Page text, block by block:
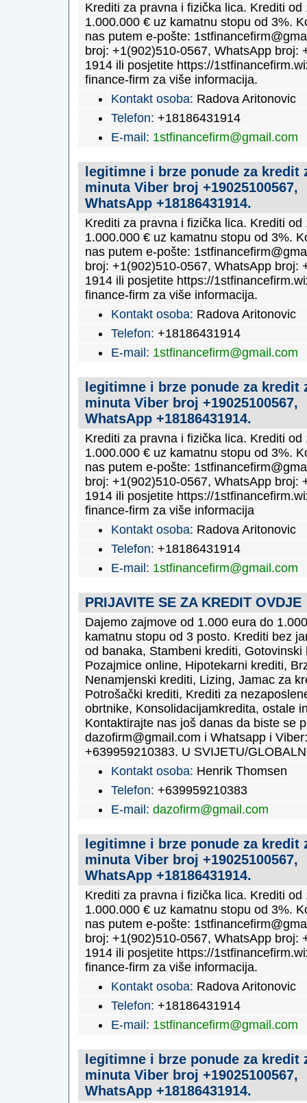
Krediti za pravna i fizička lica. Krediti od
1.000.000 € uz kamatnu stopu od 3%.
nas putem e-pošte:
broj: +1(902)510-0567, WhatsApp broj:
1914 ili posjetite https://
finance-firm za više informacija.
Kontakt osoba: Radova Aritonovic
Telefon: +18186431914
E-mail: 1stfinancefirm@gmail.com
legitimne i brze ponude za kredit
minuta Viber broj +19025100567,
WhatsApp +18186431914.
Krediti za pravna i fizička lica. Krediti od
1.000.000 € uz kamatnu stopu od 3%.
nas putem e-pošte:
broj: +1(902)510-0567, WhatsApp broj:
1914 ili posjetite https://
finance-firm za više informacija.
Kontakt osoba: Radova Aritonovic
Telefon: +18186431914
E-mail: 1stfinancefirm@gmail.com
legitimne i brze ponude za kredit
minuta Viber broj +19025100567,
WhatsApp +18186431914.
Krediti za pravna i fizička lica. Krediti od
1.000.000 € uz kamatnu stopu od 3%.
nas putem e-pošte:
broj: +1(902)510-0567, WhatsApp broj:
1914 ili posjetite https://
finance-firm za više informacija
Kontakt osoba: Radova Aritonovic
Telefon: +18186431914
E-mail: 1stfinancefirm@gmail.com
PRIJAVITE SE ZA KREDIT OVDJE
Dajemo zajmove od 1.000 eura do
kamatnu stopu od 3 posto. Krediti bez
od banaka, Stambeni krediti, Gotovinski
Pozajmice online, Hipotekarni krediti,
Nenamjenski krediti, Lizing, Jamac za
Potrošački krediti, Krediti za
obrtnike, Konsolidacijamkredita, ostale
Kontaktirajte nas još danas da biste se
dazofirm@gmail.com i Whatsapp i Viber:
+639959210383. U SVIJETU/
Kontakt osoba: Henrik Thomsen
Telefon: +639959210383
E-mail: dazofirm@gmail.com
legitimne i brze ponude za kredit
minuta Viber broj +19025100567,
WhatsApp +18186431914.
Krediti za pravna i fizička lica. Krediti od
1.000.000 € uz kamatnu stopu od 3%.
nas putem e-pošte:
broj: +1(902)510-0567, WhatsApp broj:
1914 ili posjetite https://
finance-firm za više informacija.
Kontakt osoba: Radova Aritonovic
Telefon: +18186431914
E-mail: 1stfinancefirm@gmail.com
legitimne i brze ponude za kredit
minuta Viber broj +19025100567,
WhatsApp +18186431914.